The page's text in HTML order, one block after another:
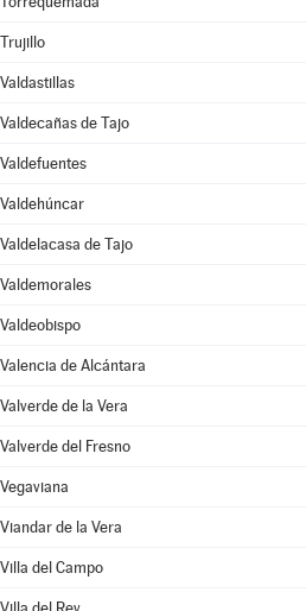
Trujillo
Valdastillas
Valdecañas de Tajo
Valdefuentes
Valdehúncar
Valdelacasa de Tajo
Valdemorales
Valdeobispo
Valencia de Alcántara
Valverde de la Vera
Valverde del Fresno
Vegaviana
Viandar de la Vera
Villa del Campo